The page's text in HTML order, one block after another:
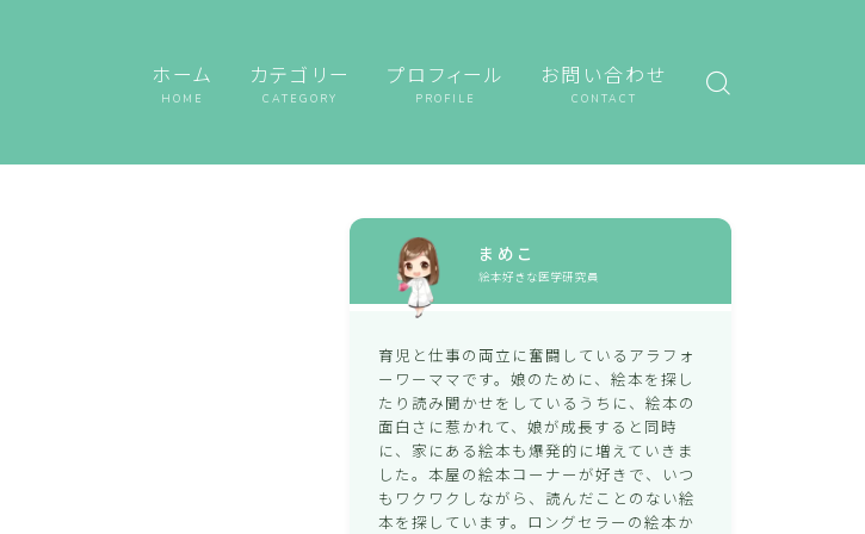
ホーム
HOME
カテゴリー
CATEGORY
プロフィール
PROFILE
お問い合わせ
CONTACT
まめこ
絵本好きな医学研究員
育児と仕事の両立に奮闘しているアラフォ
ーワーママです。娘のために、絵本を探し
たり読み聞かせをしているうちに、絵本の
面白さに惹かれて、娘が成長すると同時
に、家にある絵本も爆発的に増えていきま
した。本屋の絵本コーナーが好きで、いつ
もワクワクしながら、読んだことのない絵
本を探しています。ロングセラーの絵本か